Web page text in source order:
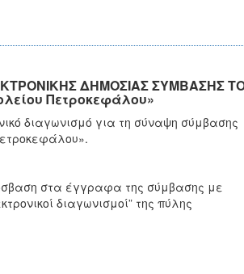
ΔΗΜΟΣΙΑΣ ΣΥΜΒΑΣΗΣ
Πετροκεφάλου»
διαγωνισμό για τη σύναψη σύμβασης
στα έγγραφα της σύμβασης με
διαγωνισμοί” της πύλης